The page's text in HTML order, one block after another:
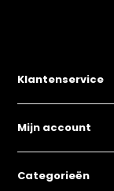
Klantenservice
Mijn account
Categorieën